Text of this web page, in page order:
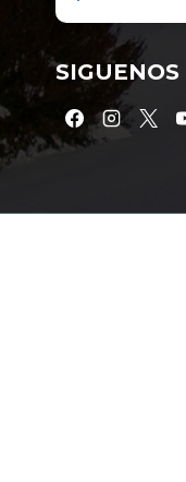
SIGUENOS